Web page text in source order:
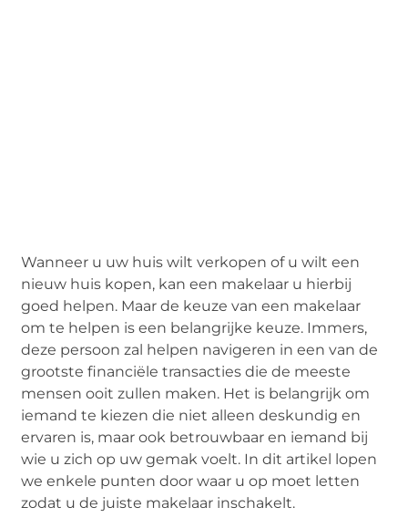
Wanneer u uw huis wilt verkopen of u wilt een
nieuw huis kopen, kan een makelaar u hierbij
goed helpen. Maar de keuze van een makelaar
om te helpen is een belangrijke keuze. Immers,
deze persoon zal helpen navigeren in een van de
grootste financiële transacties die de meeste
mensen ooit zullen maken. Het is belangrijk om
iemand te kiezen die niet alleen deskundig en
ervaren is, maar ook betrouwbaar en iemand bij
wie u zich op uw gemak voelt. In dit artikel lopen
we enkele punten door waar u op moet letten
zodat u de juiste makelaar inschakelt.